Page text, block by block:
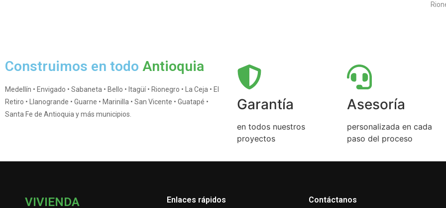
Construimos en todo Antioquia
Medellín • Envigado • Sabaneta • Bello • Itagüí • Rionegro • La Ceja • El
Retiro • Llanogrande • Guarne • Marinilla • San Vicente • Guatapé •
Santa Fe de Antioquia y más municipios.
Garantía
en todos nuestros
proyectos
Asesoría
personalizada en cada
paso del proceso
VIVIENDA
Enlaces rápidos Contáctanos